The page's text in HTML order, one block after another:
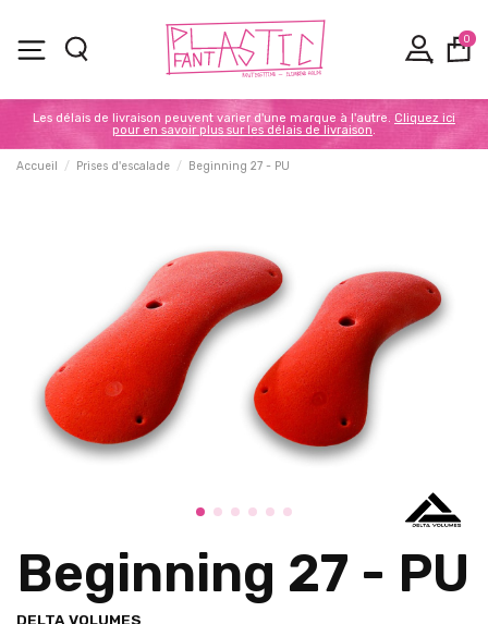
0
Les délais de livraison peuvent varier d'une marque à l'autre. Cliquez ici
pour en savoir plus sur les délais de livraison.
Accueil Prises d'escalade Beginning 27 - PU
Beginning 27 - PU
DELTA VOLUMES